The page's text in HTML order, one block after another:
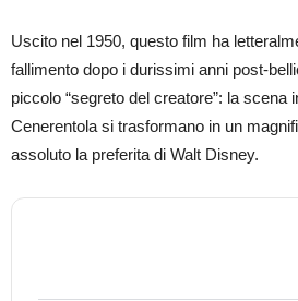
Uscito nel 1950, questo film ha
fallimento dopo i durissimi anni post-
piccolo “segreto del creatore”: la scena
Cenerentola si trasformano in un
assoluto la preferita di Walt Disney.